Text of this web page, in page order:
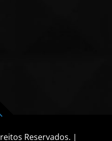
Reservados. |